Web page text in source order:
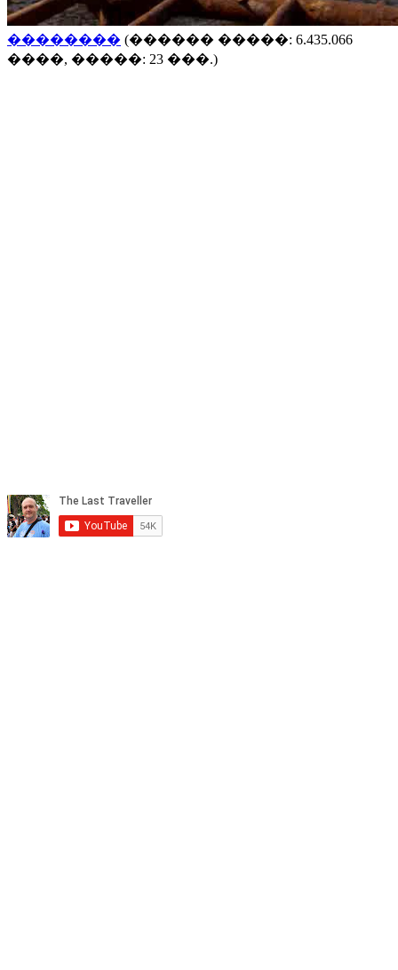
�������� (������ �����: 6.435.066
����, �����: 23 ���.)